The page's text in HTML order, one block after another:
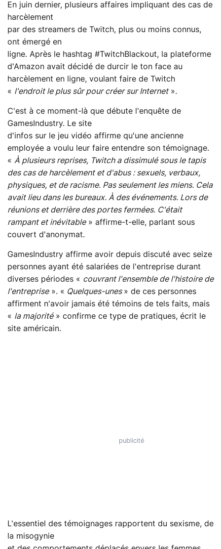
En juin dernier, plusieurs affaires impliquant des cas de
harcèlement
par des streamers de Twitch, plus ou moins connus,
ont émergé en
ligne. Après le hashtag #TwitchBlackout, la plateforme
d'Amazon avait décidé de durcir le ton face au
harcèlement en ligne, voulant faire de Twitch
« l'endroit le plus sûr pour créer sur Internet».
C'est à ce moment-là que débute l'enquête de
GamesIndustry. Le site
d'infos sur le jeu vidéo affirme qu'une ancienne
employée a voulu leur faire entendre son témoignage.
« À plusieurs reprises, Twitch a dissimulé sous le tapis
des cas de harcèlement et d'abus : sexuels, verbaux,
physiques, et de racisme. Pas seulement les miens. Cela
avait lieu dans les bureaux. À des événements. Lors de
réunions et derrière des portes fermées. C'était
rampant et inévitable» affirme-t-elle, parlant sous
couvert d'anonymat.
GamesIndustry affirme avoir depuis discuté avec seize
personnes ayant été salariées de l'entreprise durant
diverses périodes « couvrant l'ensemble de l'histoire de
l'entreprise». « Quelques-unes » de ces personnes
affirment n'avoir jamais été témoins de tels faits, mais
« la majorité» confirme ce type de pratiques, écrit le
site américain.
L'essentiel des témoignages rapportent du sexisme, de
la misogynie